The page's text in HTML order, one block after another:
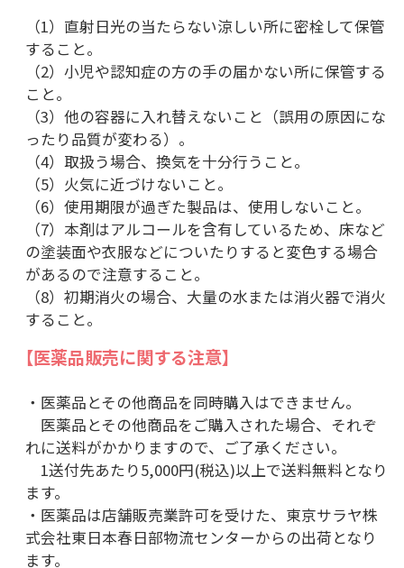
（1）直射日光の当たらない涼しい所に密栓して保管
すること。
（2）小児や認知症の方の手の届かない所に保管する
こと。
（3）他の容器に入れ替えないこと（誤用の原因にな
ったり品質が変わる）。
（4）取扱う場合、換気を十分行うこと。
（5）火気に近づけないこと。
（6）使用期限が過ぎた製品は、使用しないこと。
（7）本剤はアルコールを含有しているため、床など
の塗装面や衣服などについたりすると変色する場合
があるので注意すること。
（8）初期消火の場合、大量の水または消火器で消火
すること。
【医薬品販売に関する注意】
・医薬品とその他商品を同時購入はできません。
医薬品とその他商品をご購入された場合、それぞ
れに送料がかかりますので、ご了承ください。
1送付先あたり5,000円(税込)以上で送料無料となり
ます。
・医薬品は店舗販売業許可を受けた、東京サラヤ株
式会社東日本春日部物流センターからの出荷となり
ます。